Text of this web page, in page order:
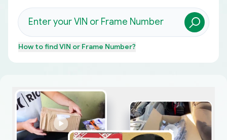
How to findVIN or Frame Number?